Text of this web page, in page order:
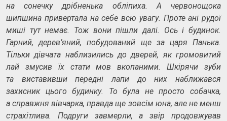
на сонечку дрібненька обліпиха. А червонощока
шипшина привертала на себе всю увагу. Проте ані рудої
миші тут немає. Тож вони пішли далі. Ось і будинок.
Гарний, дерев’яний, побудований ще за царя Панька.
Тільки дівчата наблизились до дверей, як громовитий
лай змусив їх стати мов вкопаними. Шкірячи зуби
та виставивши передні лапи до них наближався
захисник цього будинку. То була не просто собачка,
а справжня вівчарка, правда ще зовсім юна, але не менш
страхітлива. Подруги завмерли, а звір продовжував